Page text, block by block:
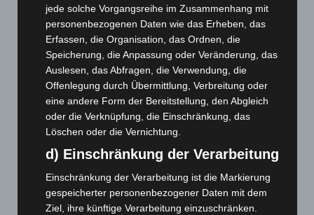
Gasleitung bei McDonald’s-Umbau in Langenhagen
beschädigt
5. August 2026
Anklage nach Abschaltung von „Archetyp Market“ erhoben
3. August 2026
Hannover: Polizei stoppt 166 Trunkenheitsfahrten bei
Großkontrolle
2. August 2026
jede solche Vorgangsreihe im Zusammenhang mit
personenbezogenen Daten wie das Erheben, das
Erfassen, die Organisation, das Ordnen, die
Speicherung, die Anpassung oder Veränderung, das
Auslesen, das Abfragen, die Verwendung, die
Offenlegung durch Übermittlung, Verbreitung oder
eine andere Form der Bereitstellung, den Abgleich
oder die Verknüpfung, die Einschränkung, das
Löschen oder die Vernichtung.
d) Einschränkung der Verarbeitung
Einschränkung der Verarbeitung ist die Markierung
gespeicherter personenbezogener Daten mit dem
Ziel, ihre künftige Verarbeitung einzuschränken.